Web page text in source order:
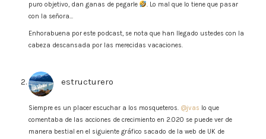
puro objetivo, dan ganas de pegarle
. Lo mal que lo tiene que pasar
con la señora…
Enhorabuena por este podcast, se nota que han llegado ustedes con la
cabeza descansada por las merecidas vacaciones.
estructurero
Siempre es un placer escuchar a los mosqueteros. @jvas lo que
comentaba de las acciones de crecimiento en 2.020 se puede ver de
manera bestial en el siguiente gráfico sacado de la web de UK de